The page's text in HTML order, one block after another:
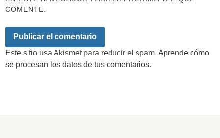
COMENTE.
Este sitio usa Akismet para reducir el spam.Aprende cómo
se procesan los datos de tus comentarios.